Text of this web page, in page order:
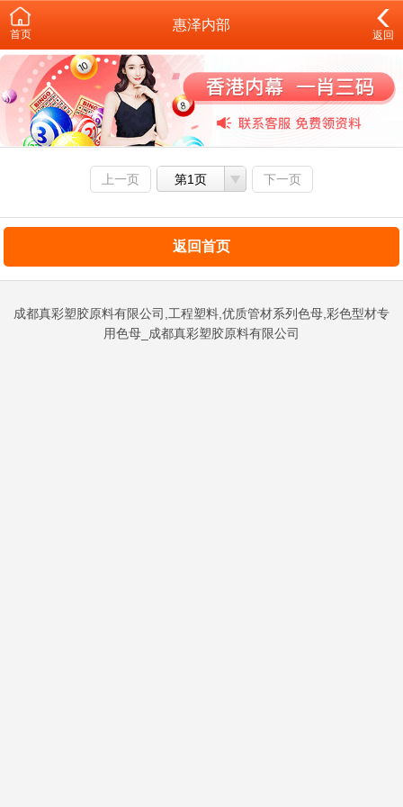
首页
惠泽内部
返回
上一页 第1页 下一页
返回首页
成都真彩塑胶原料有限公司,工程塑料,优质管材系列色母,彩色型材专
用色母_成都真彩塑胶原料有限公司